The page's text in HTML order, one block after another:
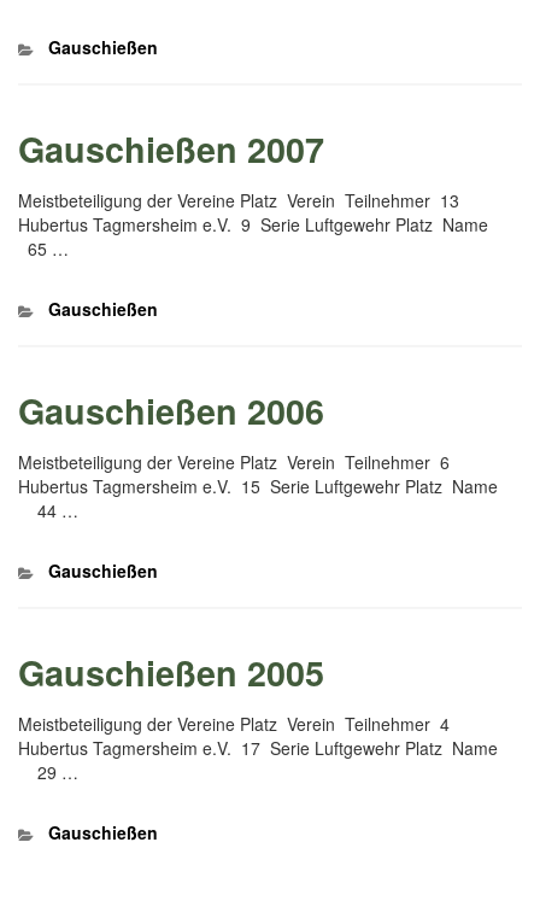
Kategorien
Gauschießen
Gauschießen 2007
Meistbeteiligung der Vereine Platz Verein Teilnehmer 13
Hubertus Tagmersheim e.V. 9 Serie Luftgewehr Platz Name
65 …
Kategorien
Gauschießen
Gauschießen 2006
Meistbeteiligung der Vereine Platz Verein Teilnehmer 6
Hubertus Tagmersheim e.V. 15 Serie Luftgewehr Platz Name
44 …
Kategorien
Gauschießen
Gauschießen 2005
Meistbeteiligung der Vereine Platz Verein Teilnehmer 4
Hubertus Tagmersheim e.V. 17 Serie Luftgewehr Platz Name
29 …
Kategorien
Gauschießen